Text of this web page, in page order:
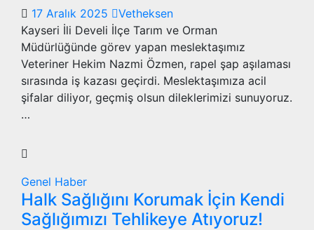
17 Aralık 2025
Vetheksen
Kayseri İli Develi İlçe Tarım ve Orman
Müdürlüğünde görev yapan meslektaşımız
Veteriner Hekim Nazmi Özmen, rapel şap aşılaması
sırasında iş kazası geçirdi. Meslektaşımıza acil
şifalar diliyor, geçmiş olsun dileklerimizi sunuyoruz.
…
Genel Haber
Halk Sağlığını Korumak İçin Kendi
Sağlığımızı Tehlikeye Atıyoruz!